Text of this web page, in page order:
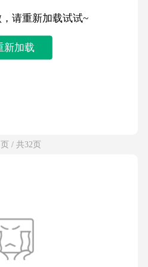
请重新加载试试~
新加载
/ 共32页